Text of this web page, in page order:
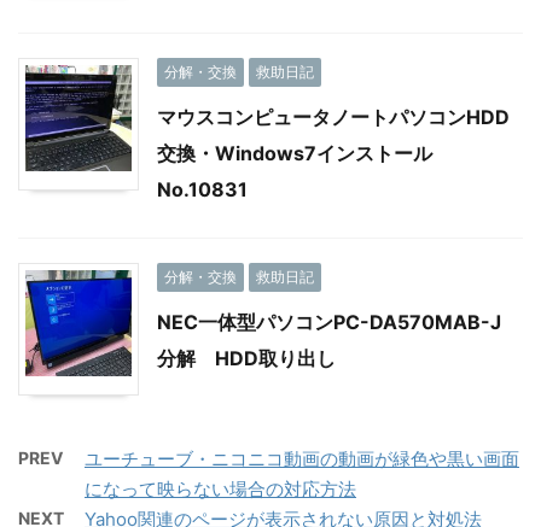
分解・交換 救助日記
マウスコンピュータノートパソコンHDD
交換・Windows7インストール
No.10831
分解・交換 救助日記
NEC一体型パソコンPC-DA570MAB-J
分解 HDD取り出し
PREV
ユーチューブ・ニコニコ動画の動画が緑色や黒い画面
になって映らない場合の対応方法
NEXT Yahoo関連のページが表示されない原因と対処法